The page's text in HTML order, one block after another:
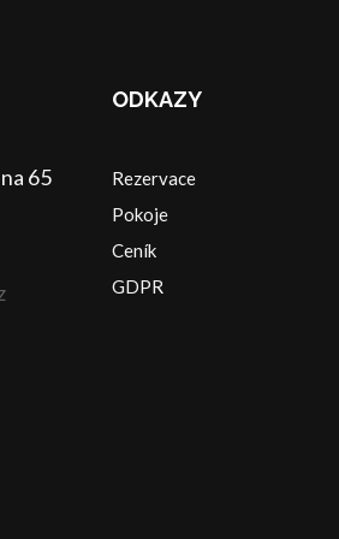
65
ODKAZY
Rezervace
Pokoje
Ceník
GDPR